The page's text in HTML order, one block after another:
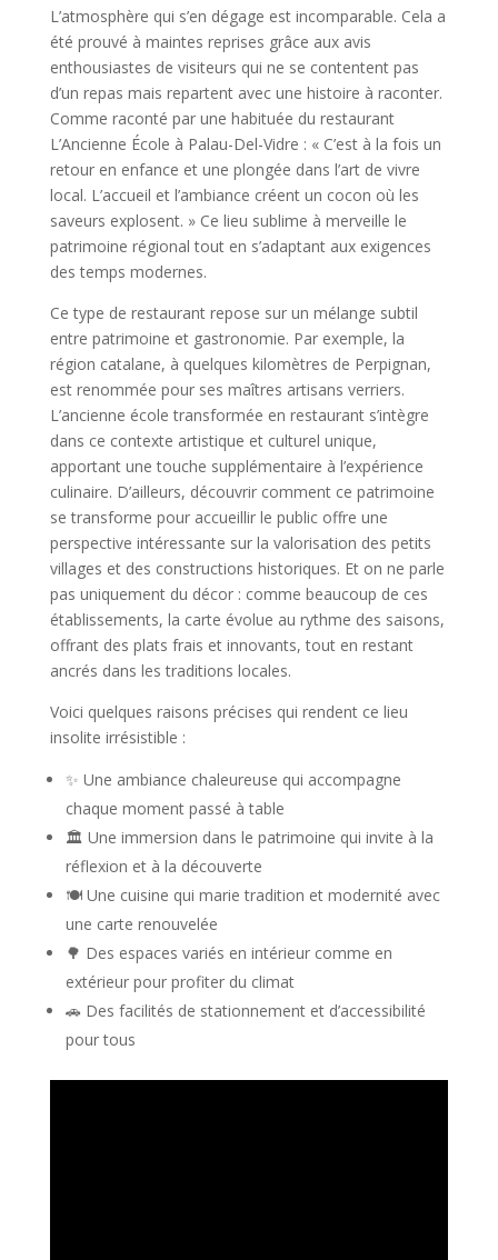
L’atmosphère qui s’en dégage est incomparable. Cela a
été prouvé à maintes reprises grâce aux avis
enthousiastes de visiteurs qui ne se contentent pas
d’un repas mais repartent avec une histoire à raconter.
Comme raconté par une habituée du restaurant
L’Ancienne École à Palau-Del-Vidre : « C’est à la fois un
retour en enfance et une plongée dans l’art de vivre
local. L’accueil et l’ambiance créent un cocon où les
saveurs explosent. » Ce lieu sublime à merveille le
patrimoine régional tout en s’adaptant aux exigences
des temps modernes.
Ce type de restaurant repose sur un mélange subtil
entre patrimoine et gastronomie. Par exemple, la
région catalane, à quelques kilomètres de Perpignan,
est renommée pour ses maîtres artisans verriers.
L’ancienne école transformée en restaurant s’intègre
dans ce contexte artistique et culturel unique,
apportant une touche supplémentaire à l’expérience
culinaire. D’ailleurs, découvrir comment ce patrimoine
se transforme pour accueillir le public offre une
perspective intéressante sur la valorisation des petits
villages et des constructions historiques. Et on ne parle
pas uniquement du décor : comme beaucoup de ces
établissements, la carte évolue au rythme des saisons,
offrant des plats frais et innovants, tout en restant
ancrés dans les traditions locales.
Voici quelques raisons précises qui rendent ce lieu
insolite irrésistible :
✨ Une ambiance chaleureuse qui accompagne
chaque moment passé à table
🏛️ Une immersion dans le patrimoine qui invite à la
réflexion et à la découverte
🍽️ Une cuisine qui marie tradition et modernité avec
une carte renouvelée
🌳 Des espaces variés en intérieur comme en
extérieur pour profiter du climat
🚗 Des facilités de stationnement et d’accessibilité
pour tous